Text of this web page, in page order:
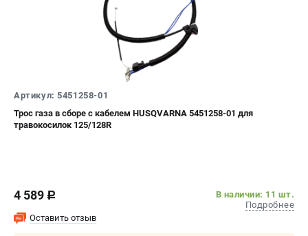
Артикул: 5451258-01
Трос газа в сборе с кабелем HUSQVARNA 5451258-01 для
травокосилок 125/128R
4 589 c
В наличии: 11 шт.
Подробнее
Оставить отзыв